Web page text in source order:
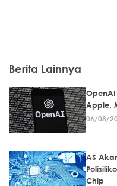
Berita Lainnya
Apple,
06/08/
AS
Chip